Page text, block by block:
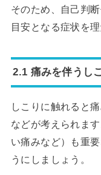
そのため、自己判
目安となる症状を
2.1 痛みを伴うし
しこりに触れると
などが考えられま
い痛みなど）も重
うにしましょう。